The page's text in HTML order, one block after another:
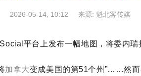
2026-05-14, 10:12 来源: 魁北客传媒
平台上发布一幅地图，将委内瑞
加拿大变成美国的第51个州”……然而